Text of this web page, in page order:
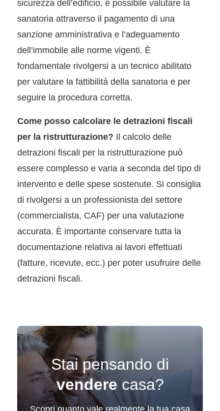
sicurezza dell’edificio, è possibile valutare la
sanatoria attraverso il pagamento di una
sanzione amministrativa e l’adeguamento
dell’immobile alle norme vigenti. È
fondamentale rivolgersi a un tecnico abilitato
per valutare la fattibilità della sanatoria e per
seguire la procedura corretta.
Come posso calcolare le detrazioni fiscali
per la ristrutturazione? Il calcolo delle
detrazioni fiscali per la ristrutturazione può
essere complesso e varia a seconda del tipo di
intervento e delle spese sostenute. Si consiglia
di rivolgersi a un professionista del settore
(commercialista, CAF) per una valutazione
accurata. È importante conservare tutta la
documentazione relativa ai lavori effettuati
(fatture, ricevute, ecc.) per poter usufruire delle
detrazioni fiscali.
Stai pensando di
vendere casa?
Scopri quanto vale realmente la tua casa